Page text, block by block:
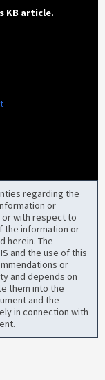
KB article.
regarding the
or
with respect to
the information or
herein. The
and the use of this
or
and depends on
them into the
and the
in connection with